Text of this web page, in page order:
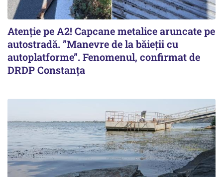
Atenție pe A2! Capcane metalice aruncate pe
autostradă. ”Manevre de la băieții cu
autoplatforme”. Fenomenul, confirmat de
DRDP Constanța